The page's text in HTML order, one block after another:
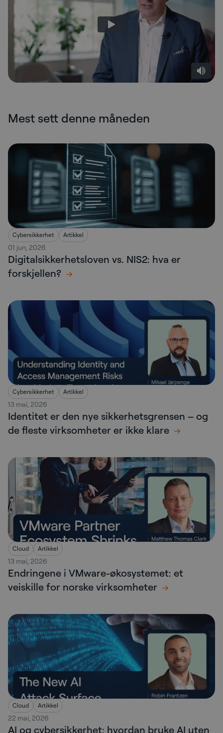
Mest sett denne måneden
Cybersikkerhet Artikkel
01 jun, 2026
Digitalsikkerhetsloven vs. NIS2: hva er
forskjellen?
Cybersikkerhet Artikkel
13 mai, 2026
Identitet er den nye sikkerhetsgrensen – og
de fleste virksomheter er ikke klare
Cloud Artikkel
13 mai, 2026
Endringene i VMware-økosystemet: et
veiskille for norske virksomheter
Cloud Artikkel
22 mai, 2026
AI og cybersikkerhet: hvordan bruke AI uten